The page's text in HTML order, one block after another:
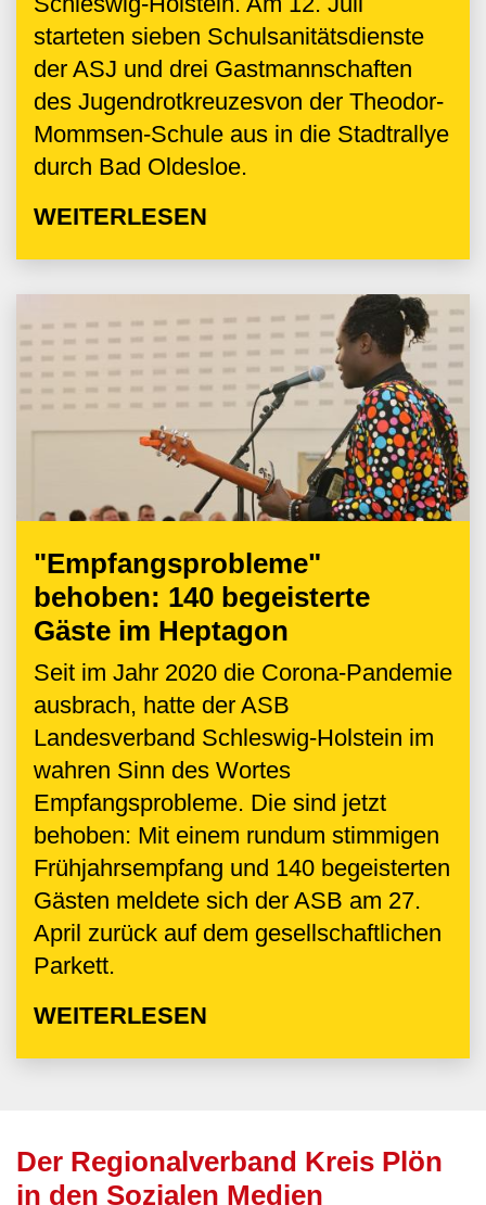
starteten sieben Schulsanitätsdienste
der ASJ und drei Gastmannschaften
des Jugendrotkreuzesvon der Theodor-
Mommsen-Schule aus in die Stadtrallye
durch Bad Oldesloe.
WEITERLESEN
"Empfangsprobleme"
behoben: 140 begeisterte
Gäste im Heptagon
Seit im Jahr 2020 die Corona-Pandemie
ausbrach, hatte der ASB
Landesverband Schleswig-Holstein im
wahren Sinn des Wortes
Empfangsprobleme. Die sind jetzt
behoben: Mit einem rundum stimmigen
Frühjahrsempfang und 140 begeisterten
Gästen meldete sich der ASB am 27.
April zurück auf dem gesellschaftlichen
Parkett.
WEITERLESEN
Der Regionalverband Kreis Plön
in den Sozialen Medien